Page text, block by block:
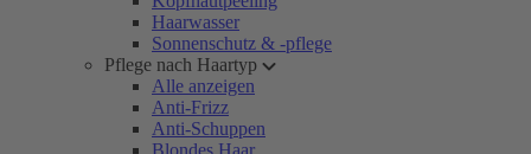
Haarwasser
Sonnenschutz & -pflege
Pflege nach Haartyp
Alle anzeigen
Anti-Frizz
Anti-Schuppen
Blondes Haar